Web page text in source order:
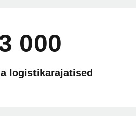
000
logistikarajatised